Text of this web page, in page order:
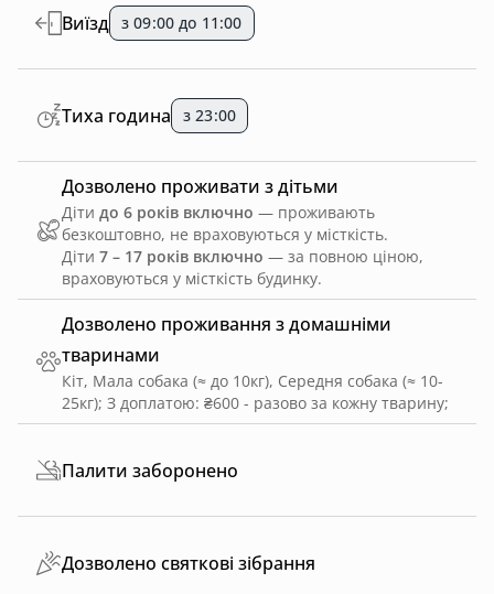
Дозволено проживання з домашніми
тваринами
Кіт, Мала собака (≈ до 10кг), Середня собака (≈ 10-
25кг); З доплатою: ₴600 - разово за кожну тварину;
Виїзд з 09:00 до 11:00
Дозволено проживати з дітьми
Діти до 6 років включно — проживають
безкоштовно, не враховуються у місткість.
Діти 7 – 17 років включно — за повною ціною,
враховуються у місткість будинку.
Тиха година з 23:00
Палити заборонено
Дозволено святкові зібрання